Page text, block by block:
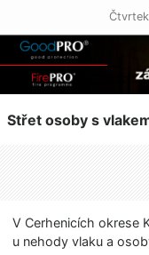
Střet osoby s
V Cerhenicích okrese
u nehody vlaku a